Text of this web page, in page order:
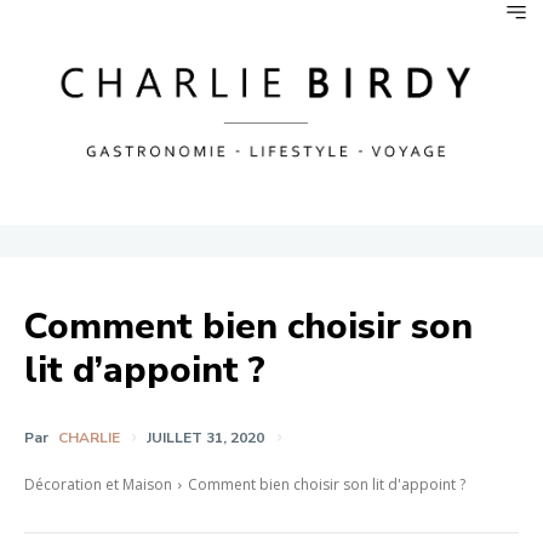
Comment bien choisir son
lit d’appoint ?
Par CHARLIE JUILLET 31, 2020
Décoration et Maison Comment bien choisir son lit d'appoint ?